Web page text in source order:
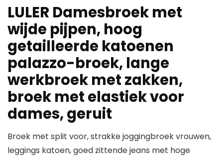
LULER Damesbroek met
wijde pijpen, hoog
getailleerde katoenen
palazzo-broek, lange
werkbroek met zakken,
broek met elastiek voor
dames, geruit
Broek met split voor, strakke joggingbroek vrouwen,
leggings katoen, goed zittende jeans met hoge